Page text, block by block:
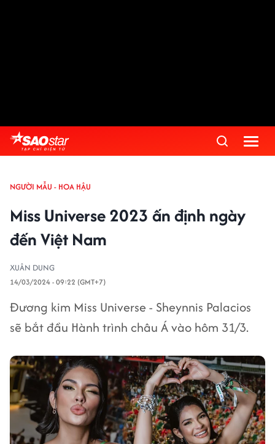
NGƯỜI MẪU - HOA HẬU
Miss Universe 2023 ấn định ngày
đến Việt Nam
XUÂN DUNG
14/03/2024 - 09:22 (GMT+7)
Đương kim Miss Universe - Sheynnis Palacios
sẽ bắt đầu Hành trình châu Á vào hôm 31/3.